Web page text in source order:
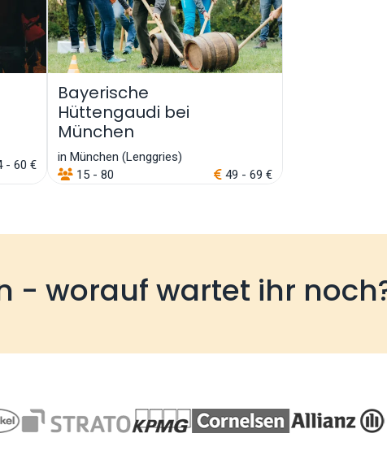
- 60 €
Bayerische
Hüttengaudi bei
München
in München (Lenggries)
15 - 80
49 - 69 €
- worauf wartet ihr